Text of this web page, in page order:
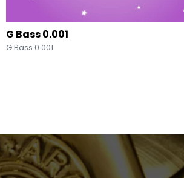
G Bass 0.001
G Bass 0.001